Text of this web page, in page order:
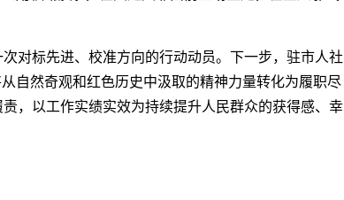
对标先进、校准方向的行动动员。下一步，驻市人社
自然奇观和红色历史中汲取的精神力量转化为履职尽
，以工作实绩实效为持续提升人民群众的获得感、幸